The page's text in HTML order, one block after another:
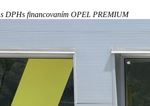
s DPHs financovaním OPEL PREMIUM